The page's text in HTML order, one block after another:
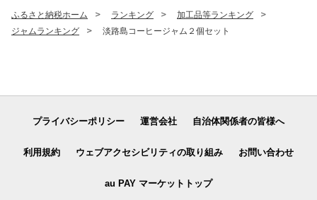
ふるさと納税ホーム ランキング
加工品等ランキング
ジャムランキング
淡路島コーヒージャム２個セット
プライバシーポリシー 運営会社 自治体関係者の皆様へ
利用規約 ウェブアクセシビリティの取り組み お問い合わせ
au PAY マーケットトップ